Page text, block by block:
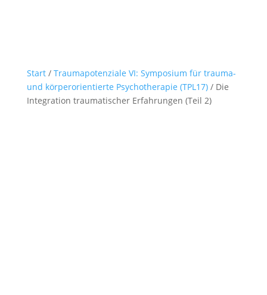
Start/ Traumapotenziale VI: Symposium für trauma-
und körperorientierte Psychotherapie (TPL17)/ Die
Integration traumatischer Erfahrungen (Teil 2)